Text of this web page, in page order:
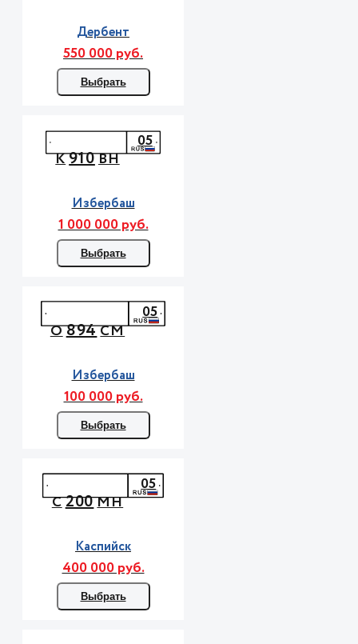
Дербент
550 000 руб.
Выбрать
К910ВН
05
Избербаш
1 000 000 руб.
Выбрать
О894СМ
05
Избербаш
100 000 руб.
Выбрать
С200МН
05
Каспийск
400 000 руб.
Выбрать